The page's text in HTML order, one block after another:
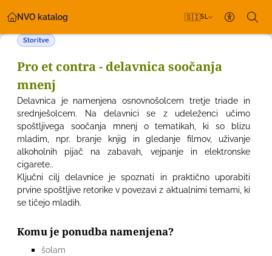
NVO katalog 🇸🇮SL
Storitve
Pro et contra - delavnica soočanja
mnenj
Delavnica je namenjena osnovnošolcem tretje triade in
srednješolcem. Na delavnici se z udeleženci učimo
spoštljivega soočanja mnenj o tematikah, ki so blizu
mladim, npr. branje knjig in gledanje filmov, uživanje
alkoholnih pijač na zabavah, vejpanje in elektronske
cigarete..
Ključni cilj delavnice je spoznati in praktično uporabiti
prvine spoštljive retorike v povezavi z aktualnimi temami, ki
se tičejo mladih.
Komu je ponudba namenjena?
šolam